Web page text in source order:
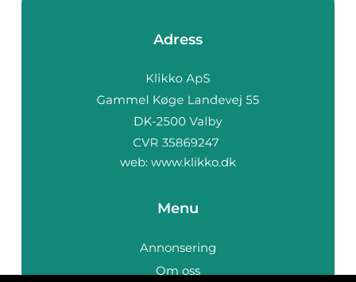
Adress
web: www.klikko.dk
Menu
Annonsering
Om oss